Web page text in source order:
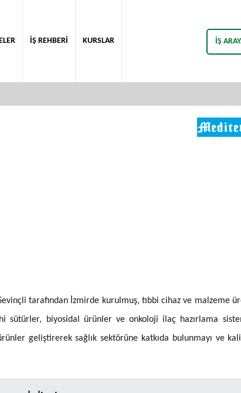
İŞ REHBERİ KURSLAR İŞ
tarafından İzmirde kurulmuş, tıbbi cihaz ve malzeme
sütürler, biyosidal ürünler ve onkoloji ilaç hazırlama
geliştirerek sağlık sektörüne katkıda bulunmayı ve